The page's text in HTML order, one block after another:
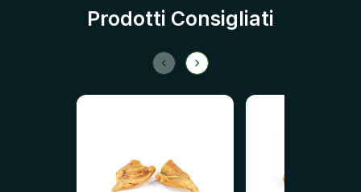
Prodotti Consigliati